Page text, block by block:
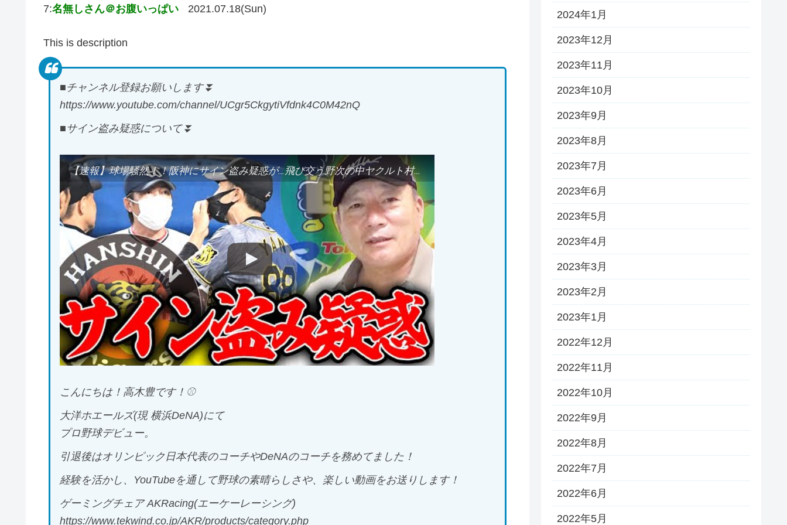
7:名無しさん＠お腹いっぱい 2021.07.18(Sun)
This is description
■チャンネル登録お願いします⏬
https://www.youtube.com/channel/UCgr5CkgytiVfdnk4C0M42nQ
■サイン盗み疑惑について⏬
【速報】球場騒然！！阪神にサイン盗み疑惑が…飛び交う野次の中ヤクルト村上がとった行動が…【プロ野球ニュース】
こんにちは！高木豊です！⚾️
大洋ホエールズ(現 横浜DeNA)にて
プロ野球デビュー。
引退後はオリンピック日本代表のコーチやDeNAのコーチを務めてました！
経験を活かし、YouTubeを通して野球の素晴らしさや、楽しい動画をお送りします！
ゲーミングチェア AKRacing(エーケーレーシング)
https://www.tekwind.co.jp/AKR/products/category.php
2024年1月
2023年12月
2023年11月
2023年10月
2023年9月
2023年8月
2023年7月
2023年6月
2023年5月
2023年4月
2023年3月
2023年2月
2023年1月
2022年12月
2022年11月
2022年10月
2022年9月
2022年8月
2022年7月
2022年6月
2022年5月